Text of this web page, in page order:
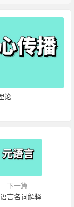
论
下一篇
言名词解释